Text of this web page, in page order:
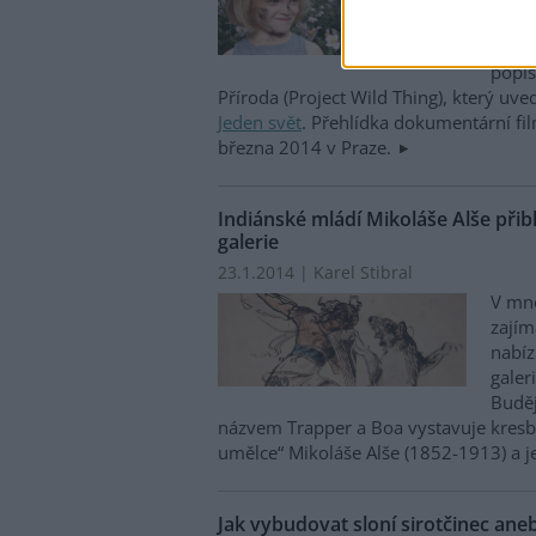
Příroda (Project Wild Thing), který
Jeden svět. Přehlídka dokumentární
března 2014 v Praze.
Indiánské mládí Mikoláše Alše
galerie
23.1.2014 | Karel Stibral
V
názvem Trapper a Boa vystavuje
umělce“ Mikoláše Alše (1852-1913) a
Jak vybudovat sloní sirotčinec